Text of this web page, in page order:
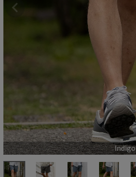
Indigo